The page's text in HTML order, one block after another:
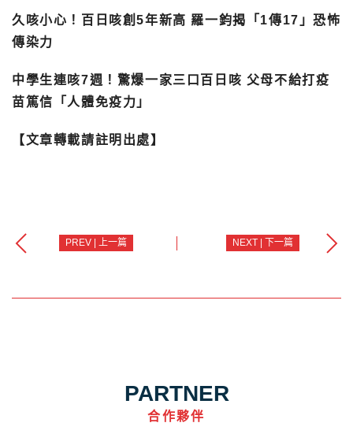
久咳小心！百日咳創5年新高 羅一鈞揭「1傳17」恐怖
傳染力
中學生連咳7週！驚爆一家三口百日咳 父母不給打疫
苗篤信「人體免疫力」
【文章轉載請註明出處】
PREV | 上一篇 NEXT | 下一篇
PARTNER
合作夥伴